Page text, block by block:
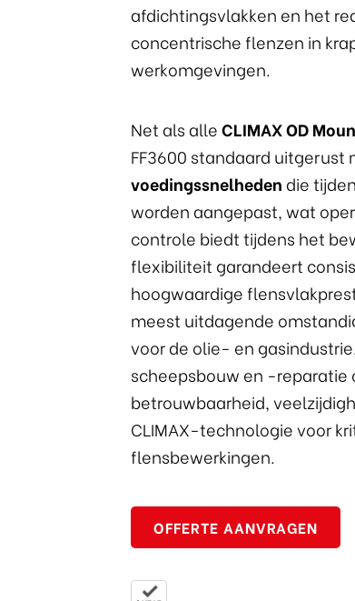
afdichtingsvlakken en het
concentrische flenzen in
werkomgevingen.
Net als alleCLIMAX OD
FF3600 standaard uitgerust
voedingssnelheden die
worden aangepast, wat
controle biedt tijdens het
flexibiliteit garandeert
hoogwaardige
meest uitdagende
voor de olie- en
scheepsbouw en -reparatie
betrouwbaarheid,
CLIMAX-technologie voor
flensbewerkingen.
OFFERTE AANVRAGEN